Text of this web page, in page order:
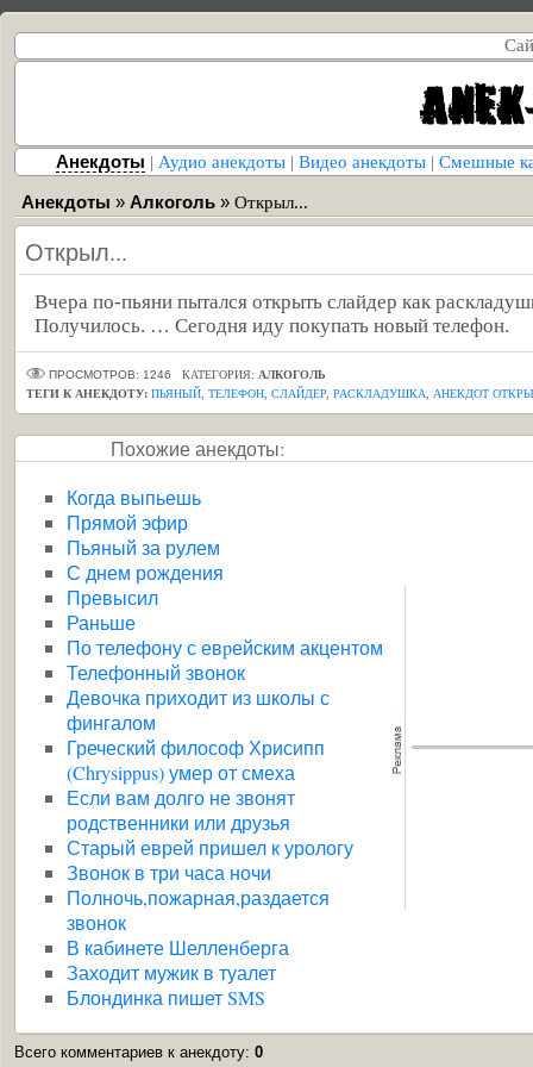
Анекдоты | Аудио анекдоты | Видео анекдоты | Смешные
Анекдоты » Алкоголь » Открыл...
Открыл...
Вчера по-пьяни пытался открыть слайдер как
Получилось. … Сегодня иду покупать новый телефон.
ПРОСМОТРОВ: 1246 КАТЕГОРИЯ: АЛКОГОЛЬ
ТЕГИ К АНЕКДОТУ: ПЬЯНЫЙ ТЕЛЕФОН СЛАЙДЕР РАСКЛАДУШКА АНЕКДОТ
Похожие анекдоты:
Когда выпьешь
Прямой эфир
Пьяный за рулем
С днем рождения
Превысил
Раньше
По телефону с евpейским акцентом
Телефонный звонок
Девочка приходит из школы с
фингалом
Греческий философ Хрисипп
(Chrysippus) умер от смеха
Если вам долго не звонят
родственники или друзья
Старый еврей пришел к урологу
Звонок в три часа ночи
Полночь,пожарная,раздается
звонок
В кабинете Шелленберга
Заходит мужик в туалет
Блондинка пишет SMS
Всего комментариев к анекдоту: 0